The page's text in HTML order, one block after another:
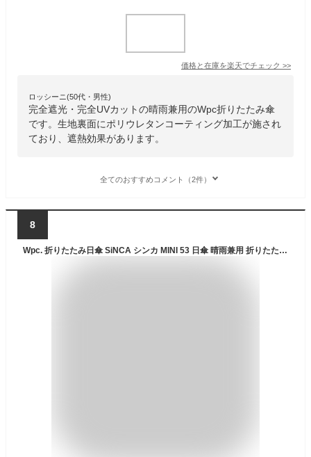
価格と在庫を楽天でチェック >>
ロッシーニ(50代・男性)
完全遮光・完全UVカットの晴雨兼用のWpc折りたたみ傘
です。生地裏面にポリウレタンコーティング加工が施され
ており、遮熱効果があります。
全てのおすすめコメント（2件）
8
Wpc. 折りたたみ日傘 SiNCA シンカ MINI 53 日傘 晴雨兼用 折りたたみ傘 折り畳み傘 完全遮光 UVカット レディース 女性 メンズ ユニセックス 男女兼用 遮熱 遮光 涼しい UPF50+ サステナブル おしゃれ 無地 Wpc